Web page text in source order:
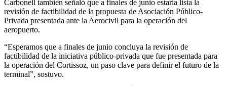
Carbonell también señaló que a finales de junio estaría lista la
revisión de factibilidad de la propuesta de Asociación Público-
Privada presentada ante la Aerocivil para la operación del
aeropuerto.
“Esperamos que a finales de junio concluya la revisión de
factibilidad de la iniciativa público-privada que fue presentada para
la operación del Cortissoz, un paso clave para definir el futuro de la
terminal”, sostuvo.